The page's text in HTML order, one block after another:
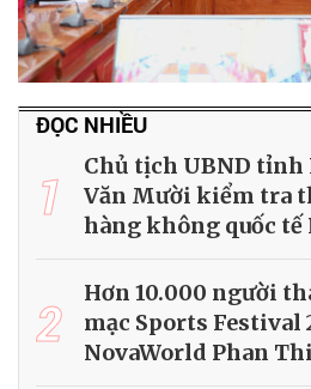
ĐỌC NHIỀU
1
Chủ tịch UBND tỉnh
Văn Mười kiểm tra
hàng không quốc
2
Hơn 10.000 người
mạc Sports Festival
NovaWorld Phan